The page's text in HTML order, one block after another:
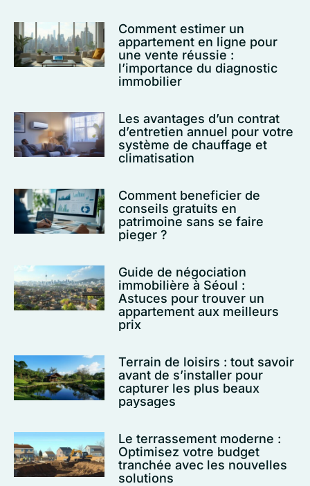
Comment estimer un
appartement en ligne pour
une vente réussie :
l’importance du diagnostic
immobilier
Les avantages d’un contrat
d’entretien annuel pour votre
système de chauffage et
climatisation
Comment beneficier de
conseils gratuits en
patrimoine sans se faire
pieger ?
Guide de négociation
immobilière à Séoul :
Astuces pour trouver un
appartement aux meilleurs
prix
Terrain de loisirs : tout savoir
avant de s’installer pour
capturer les plus beaux
paysages
Le terrassement moderne :
Optimisez votre budget
tranchée avec les nouvelles
solutions